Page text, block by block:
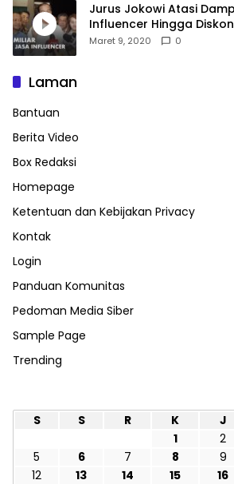
Jurus Jokowi Atasi
Influencer Hingga
Maret 9, 2020 0
Laman
Bantuan
Berita Video
Box Redaksi
Homepage
Ketentuan dan Kebijakan Privacy
Kontak
Login
Panduan Komunitas
Pedoman Media Siber
Sample Page
Trending
S
S R K J
1
2
5
6 7 8 9
12
13 14 15 16